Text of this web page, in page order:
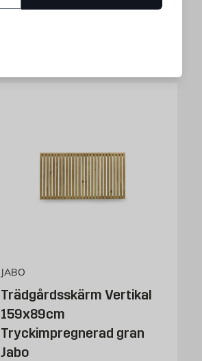
JABO
Trädgårdsskärm Vertikal
159x89cm
Tryckimpregnerad gran
Jabo